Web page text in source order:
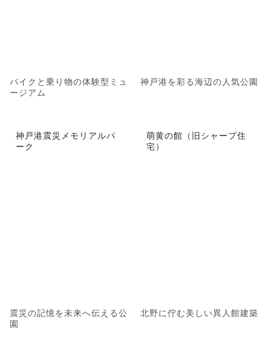
バイクと乗り物の体験型ミュ
ージアム
神戸港を彩る海辺の人気公園
神戸港震災メモリアルパ
ーク
震災の記憶を未来へ伝える公
園
萌黄の館（旧シャープ住
宅）
北野に佇む美しい異人館建築